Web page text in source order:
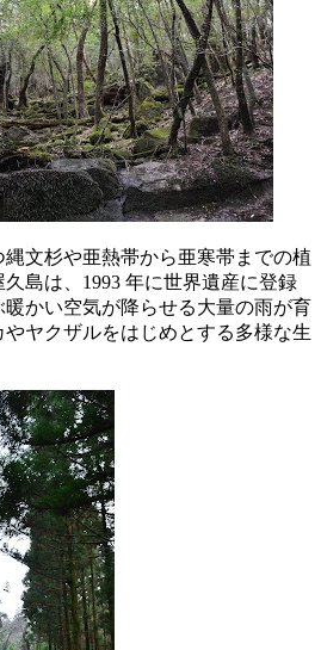
文杉や亜熱帯から亜寒帯までの植
島は、1993 年に世界遺産に登録
かい空気が降らせる大量の雨が育
ヤクザルをはじめとする多様な生